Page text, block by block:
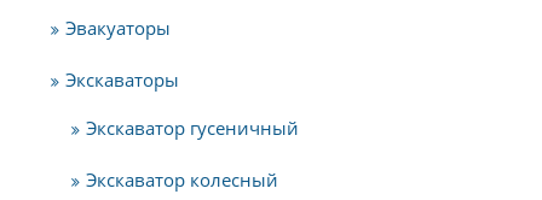
Эвакуаторы
Экскаваторы
Экскаватор гусеничный
Экскаватор колесный